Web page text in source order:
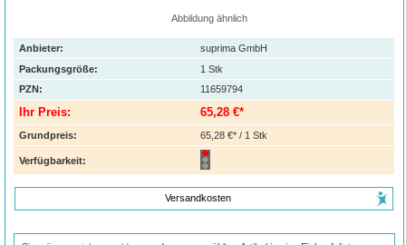
Abbildung ähnlich
Anbieter:
suprima GmbH
Packungsgröße:
1 Stk
PZN : 11659794
Ihr Preis: 65,28 €*
Grundpreis: 65,28 €* / 1 Stk
Verfügbarkeit:
Versandkosten